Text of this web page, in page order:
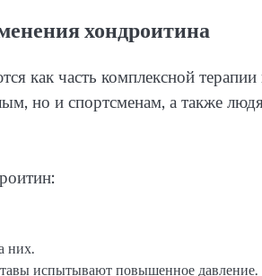
хондроитина
как часть комплексной
но и спортсменам, а также
них.
испытывают повышенное давление.